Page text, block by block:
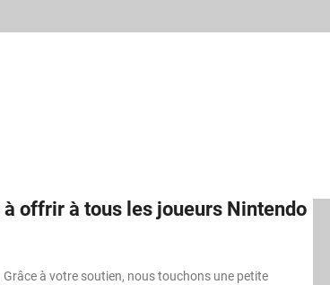
offrir à tous les joueurs Nintendo
à votre soutien, nous touchons une petite